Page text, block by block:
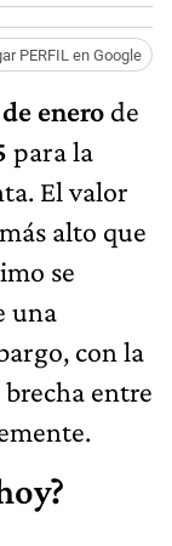
PERFIL en Google
enero de
para la
El valor
alto que
se
una
con la
entre